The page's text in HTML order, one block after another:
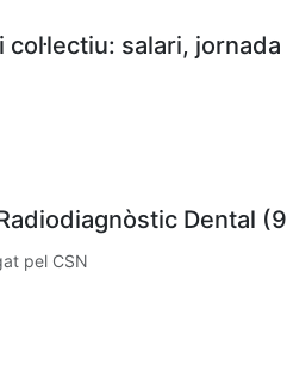
salari,
Dental
pel CSN